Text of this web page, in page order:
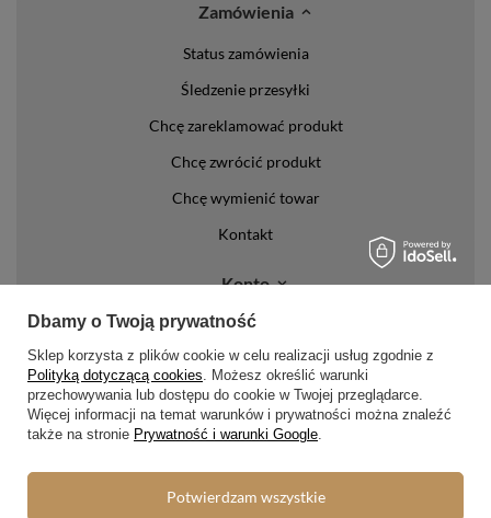
Zamówienia
Status zamówienia
Śledzenie przesyłki
Chcę zareklamować produkt
Chcę zwrócić produkt
Chcę wymienić towar
Kontakt
Konto
Regulamin
Polityka prywatności i cookies
Lista form płatności
Dbamy o Twoją prywatność
Sklep korzysta z plików cookie w celu realizacji usług zgodnie z
Polityką dotyczącą cookies. Możesz określić warunki
przechowywania lub dostępu do cookie w Twojej przeglądarce.
Więcej informacji na temat warunków i prywatności można znaleźć
także na stronie Prywatność i warunki Google.
Potwierdzam wszystkie